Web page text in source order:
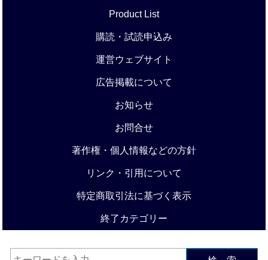
Product List
購読・試読申込み
運営ウェブサイト
広告掲載について
お知らせ
お問合せ
著作権・個人情報などの方針
リンク・引用について
特定商取引法に基づく表示
終了カテゴリー